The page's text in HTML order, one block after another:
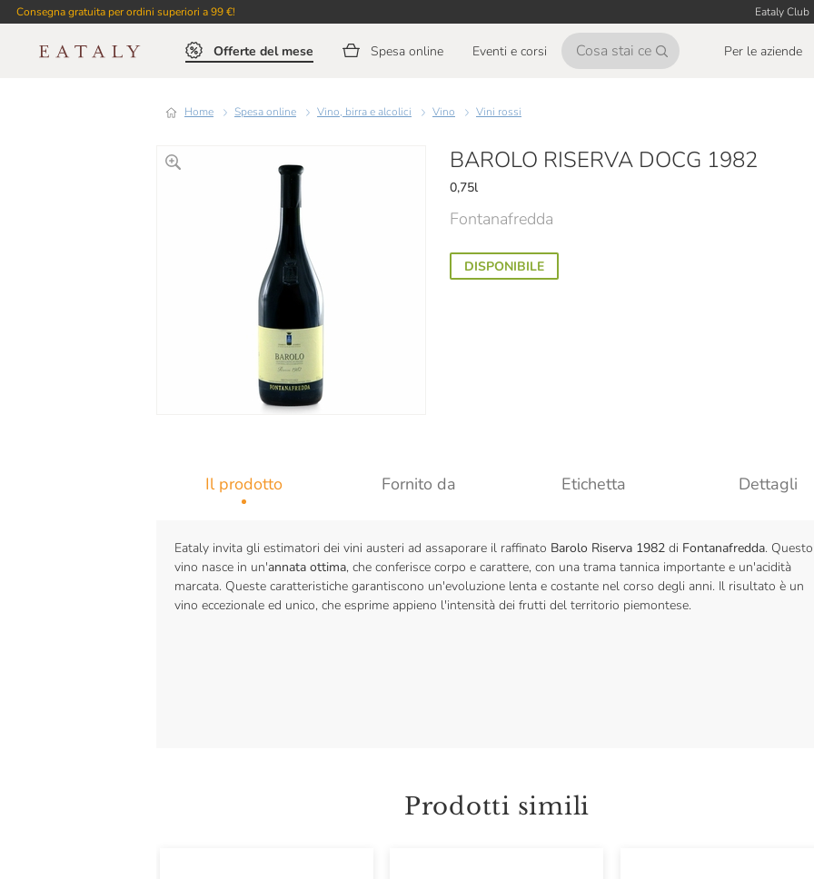
Consegna gratuita per ordini superiori a 99 €! Eataly Club
Offerte del mese Spesa online Eventi e corsi Per le aziende
Home Spesa online Vino, birra e alcolici Vino Vini rossi
BAROLO RISERVA DOCG 1982
0,75l
Fontanafredda
DISPONIBILE
Il prodotto Fornito da Etichetta Dettagli
Eataly invita gli estimatori dei vini austeri ad assaporare il raffinato Barolo Riserva 1982 di Fontanafredda. Questo
vino nasce in un'annata ottima, che conferisce corpo e carattere, con una trama tannica importante e un'acidità
marcata. Queste caratteristiche garantiscono un'evoluzione lenta e costante nel corso degli anni. Il risultato è un
vino eccezionale ed unico, che esprime appieno l'intensità dei frutti del territorio piemontese.
Prodotti simili